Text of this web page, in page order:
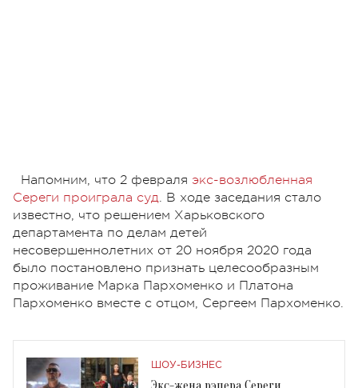
Напомним, что 2 февраля экс-возлюбленная
Сереги проиграла суд. В ходе заседания стало
известно, что решением Харьковского
департамента по делам детей
несовершеннолетних от 20 ноября 2020 года
было постановлено признать целесообразным
проживание Марка Пархоменко и Платона
Пархоменко вместе с отцом, Сергеем Пархоменко.
ШОУ-БИЗНЕС